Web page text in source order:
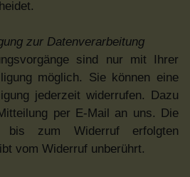
zur Datenverarbeitung
sind nur mit Ihrer
möglich. Sie können eine
jederzeit widerrufen. Dazu
per E-Mail an uns. Die
bis zum Widerruf erfolgten
vom Widerruf unberührt.